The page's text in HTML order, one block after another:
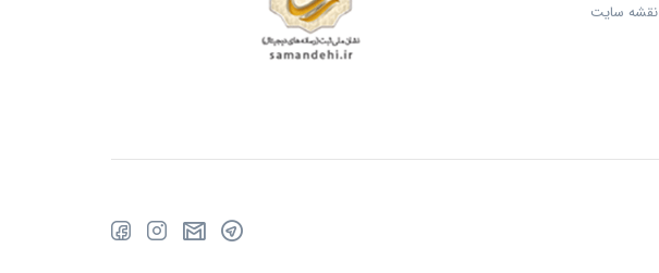
نقشه سایت
فیسبوک ایسنتاگرامرایانامه